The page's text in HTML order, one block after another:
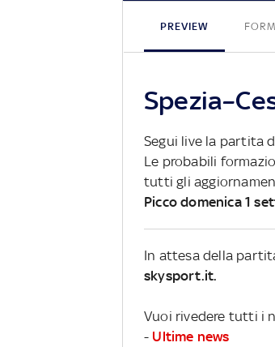
PREVIEW
Segui live la partita
Le probabili
tutti gli
Picco domenica 1
In attesa della
skysport.it.
Vuoi rivedere tutti i
- Ultime news